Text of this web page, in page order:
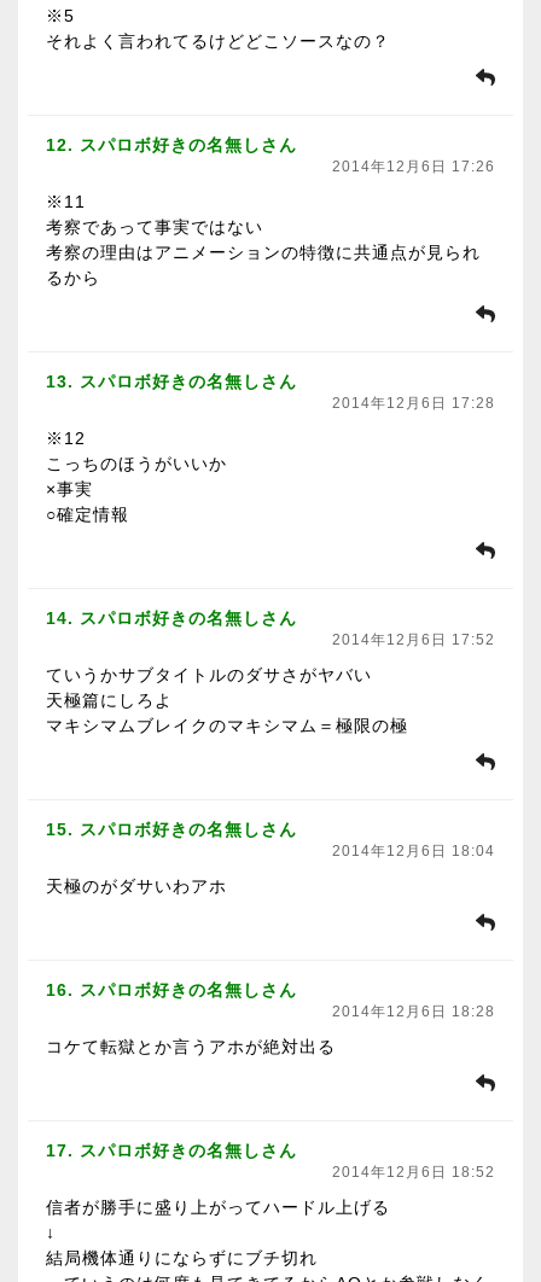
※5
それよく言われてるけどどこソースなの？
12. スパロボ好きの名無しさん
2014年12月6日 17:26
※11
考察であって事実ではない
考察の理由はアニメーションの特徴に共通点が見られ
るから
13. スパロボ好きの名無しさん
2014年12月6日 17:28
※12
こっちのほうがいいか
×事実
○確定情報
14. スパロボ好きの名無しさん
2014年12月6日 17:52
ていうかサブタイトルのダサさがヤバい
天極篇にしろよ
マキシマムブレイクのマキシマム＝極限の極
15. スパロボ好きの名無しさん
2014年12月6日 18:04
天極のがダサいわアホ
16. スパロボ好きの名無しさん
2014年12月6日 18:28
コケて転獄とか言うアホが絶対出る
17. スパロボ好きの名無しさん
2014年12月6日 18:52
信者が勝手に盛り上がってハードル上げる
↓
結局機体通りにならずにブチ切れ